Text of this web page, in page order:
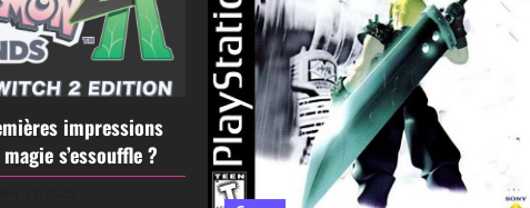
impressions
s’essouffle ?